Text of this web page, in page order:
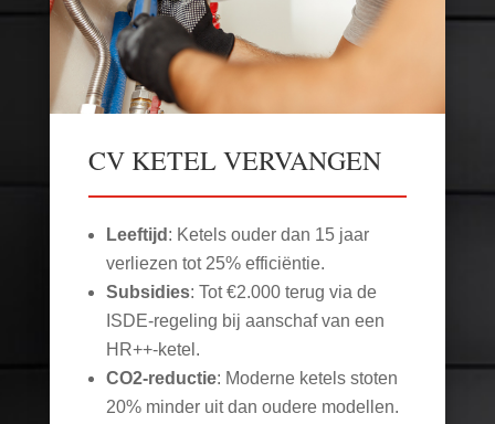
CV KETEL VERVANGEN
Leeftijd : Ketels ouder dan 15 jaar
verliezen tot 25% efficiëntie.
Subsidies: Tot €2.000 terug via de
ISDE-regeling bij aanschaf van een
HR++-ketel.
CO2-reductie: Moderne ketels stoten
20% minder uit dan oudere modellen.